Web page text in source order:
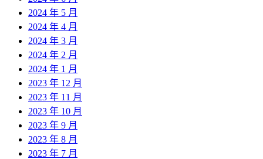
2024 年 5 月
2024 年 4 月
2024 年 3 月
2024 年 2 月
2024 年 1 月
2023 年 12 月
2023 年 11 月
2023 年 10 月
2023 年 9 月
2023 年 8 月
2023 年 7 月